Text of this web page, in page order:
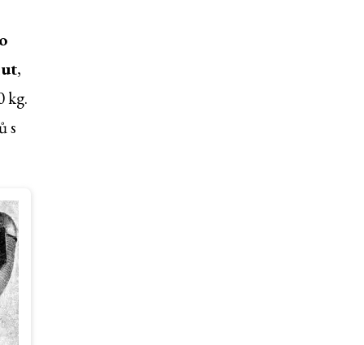
,
kg.
s